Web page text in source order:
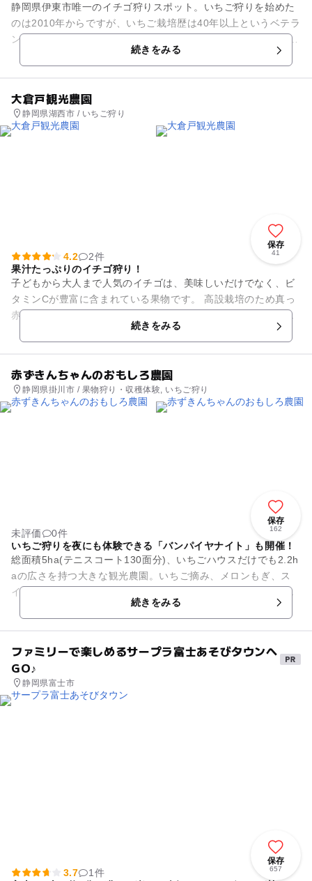
静岡県伊東市唯一のイチゴ狩りスポット。いちご狩りを始めた
のは2010年からですが、いちご栽培歴は40年以上というベテラ
ン農園なので味のほうはお墨付きです。2016年からはカフェも
続きをみる
大倉戸観光農園
静岡県湖西市 / いちご狩り
保存
41
4.2
2件
果汁たっぷりのイチゴ狩り！
子どもから大人まで人気のイチゴは、美味しいだけでなく、ビ
タミンCが豊富に含まれている果物です。 高設栽培のため真っ
赤に実ったイチゴは子どもの目線の高さにしていますので、大
人の方もしゃがまずに、...続きをみる
赤ずきんちゃんのおもしろ農園
静岡県掛川市 / 果物狩り・収穫体験, いちご狩り
保存
162
未評価
0件
いちご狩りを夜にも体験できる「バンパイヤナイト」も開催！
総面積5ha(テニスコート130面分)、いちごハウスだけでも2.2h
aの広さを持つ大きな観光農園。いちご摘み、メロンもぎ、ス
イカもぎ、ブルーベリー摘み、さつまいも掘りなど、各種の味
続きをみる
ファミリーで楽しめるサープラ富士あそびタウンへ
GO♪
静岡県富士市
保存
657
3.7
1件